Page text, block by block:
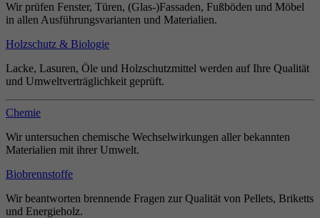
Wir prüfen Fenster, Türen, (Glas-)Fassaden, Fußböden und Möbel
in allen Ausführungsvarianten und Materialien.
Holzschutz & Biologie
Lacke, Lasuren, Öle und Holzschutzmittel werden auf Ihre Qualität
und Umweltverträglichkeit geprüft.
Chemie
Wir untersuchen chemische Wechselwirkungen aller bekannten
Materialien mit ihrer Umwelt.
Biobrennstoffe
Wir beantworten brennende Fragen zur Qualität von Pellets, Briketts
und Energieholz.